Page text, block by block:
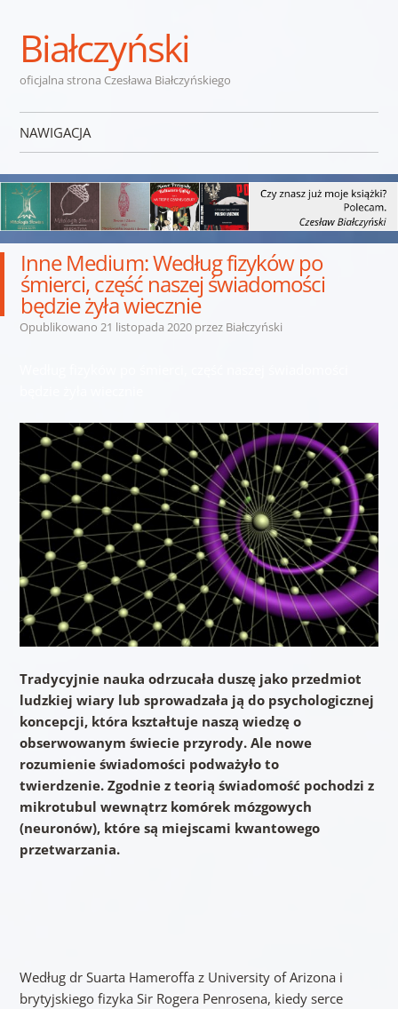
Białczyński
oficjalna strona Czesława Białczyńskiego
NAWIGACJA
Inne Medium: Według fizyków po
śmierci, część naszej świadomości
będzie żyła wiecznie
Opublikowano 21 listopada 2020przez Białczyński
Tradycyjnie nauka odrzucała duszę jako przedmiot
ludzkiej wiary lub sprowadzała ją do psychologicznej
koncepcji, która kształtuje naszą wiedzę o
obserwowanym świecie przyrody. Ale nowe
rozumienie świadomości podważyło to
twierdzenie. Zgodnie z teorią świadomość pochodzi z
mikrotubul wewnątrz komórek mózgowych
(neuronów), które są miejscami kwantowego
przetwarzania.
Według dr Suarta Hameroffa z University of Arizona i
brytyjskiego fizyka Sir Rogera Penrosena, kiedy serce